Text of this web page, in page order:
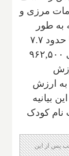
مرزی و
به طور
مشخص، در یکی از این چمدان‌ها حدود ۷.۷
کیلوگرم کوکائین به ارزش تقریبی ۹۶۲,۵۰۰
حشیش به ارزش
بیانیه
نام کودک
پس از این